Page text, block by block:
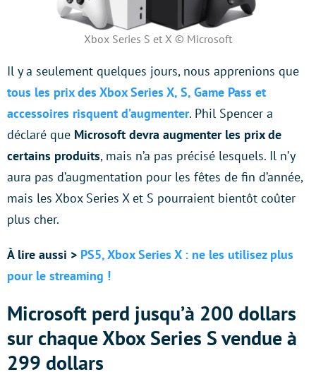
Xbox Series S et X © Microsoft
Il y a seulement quelques jours, nous apprenions que
tous les prix des Xbox Series X, S, Game Pass et
accessoires risquent d’augmenter. Phil Spencer a
déclaré que Microsoft devra augmenter les prix de
certains produits, mais n’a pas précisé lesquels. Il n’y
aura pas d’augmentation pour les fêtes de fin d’année,
mais les Xbox Series X et S pourraient bientôt coûter
plus cher.
À lire aussi > PS5, Xbox Series X : ne les utilisez plus
pour le streaming !
Microsoft perd jusqu’à 200 dollars
sur chaque Xbox Series S vendue à
299 dollars